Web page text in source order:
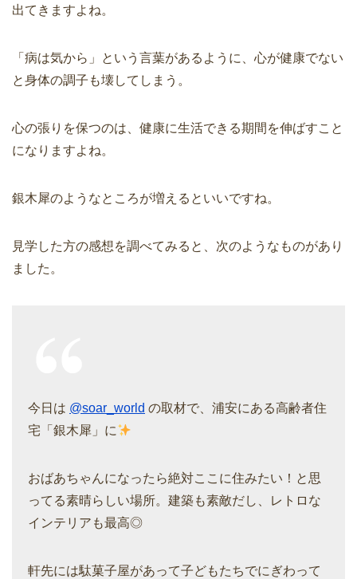
出てきますよね。
「病は気から」という言葉があるように、心が健康でない
と身体の調子も壊してしまう。
心の張りを保つのは、健康に生活できる期間を伸ばすこと
になりますよね。
銀木犀のようなところが増えるといいですね。
見学した方の感想を調べてみると、次のようなものがあり
ました。
今日は @soar_world の取材で、浦安にある高齢者住
宅「銀木犀」に
おばあちゃんになったら絶対ここに住みたい！と思
ってる素晴らしい場所。建築も素敵だし、レトロな
インテリアも最高◎
軒先には駄菓子屋があって子どもたちでにぎわって